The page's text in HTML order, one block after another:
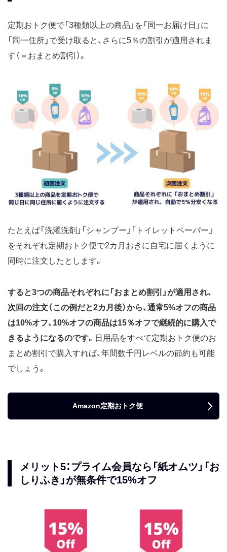
定期おトク便で「3種類以上の商品」を「同一お届け日」に
「同一住所」で受け取ると、さらに5％の割引が適用されま
す（＝おまとめ割引）。
たとえば「洗濯洗剤」「シャンプー」「トイレットペーパー」
をそれぞれ定期おトク便で2カ月おきに自宅に届くように
同時に注文したとします。
すると3つの商品それぞれに「おまとめ割引」が適用され、
次回の注文（この例だと2カ月後）から、通常5%オフの商品
は10%オフ、10%オフの商品は15％オフで継続的に購入で
きるようになるのです。 日用品をすべて定期おトク便のお
まとめ割引で購入すれば、年間数千円レベルの節約も可能
でしょう。
Amazon定期おトク便
メリット5：プライム会員なら「紙オムツ」「お
しりふき」が無条件で15%オフ